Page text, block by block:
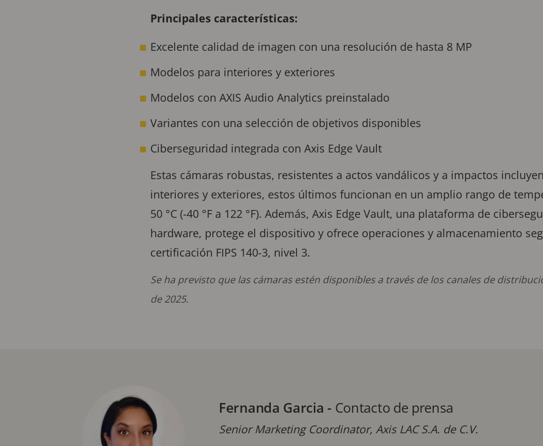
Principales características:
Excelente calidad de imagen con una resolución de hasta 8 MP
Modelos para interiores y exteriores
Modelos con AXIS Audio Analytics preinstalado
Variantes con una selección de objetivos disponibles
Ciberseguridad integrada con Axis Edge Vault
Estas cámaras robustas, resistentes a actos vandálicos y a impactos
interiores y exteriores, estos últimos funcionan en un amplio rango de
50 °C (-40 °F a 122 °F). Además, Axis Edge Vault, una plataforma de
hardware, protege el dispositivo y ofrece operaciones y almacenamiento
certificación FIPS 140-3, nivel 3.
Se ha previsto que las cámaras estén disponibles a través de los canales de
de 2025.
Fernanda Garcia - Contacto de prensa
Senior Marketing Coordinator, Axis LAC S.A. de C.V.